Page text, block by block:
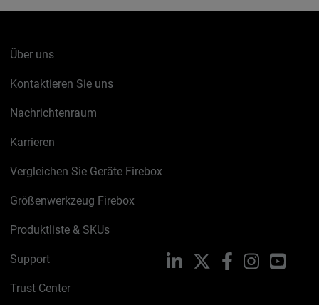
Über uns
Kontaktieren Sie uns
Nachrichtenraum
Karrieren
Vergleichen Sie Geräte Firebox
Größenwerkzeug Firebox
Produktliste & SKUs
Support
Trust Center
LinkedIn FacebookInstagram